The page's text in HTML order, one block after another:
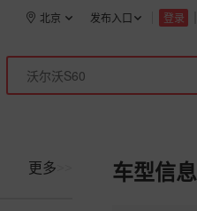
登录
发布入口
北京
更多 车型信息